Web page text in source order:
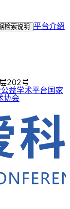
检索说明 平台介绍
202号
益学术平台国家
协会